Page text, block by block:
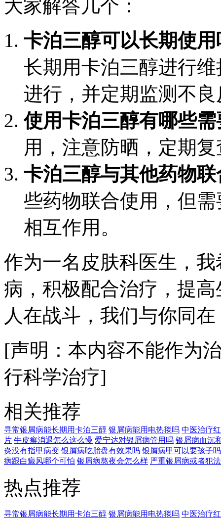
大家解答几个：
卡泊三醇可以长期使用
长期用卡泊三醇进行
进行，并定期监测不
使用卡泊三醇有哪些
用，注意防晒，定期
卡泊三醇与其他药物
些药物联合使用，但
相互作用。
作为一名皮肤科医生，
病，积极配合治疗，提
人在战斗，我们与你同在
[声明：本内容不能作为
行科学治疗]
相关推荐
寻常银屑病能长期用卡泊三醇 银屑病能用电热毯吗 中医治疗
片 牛皮癣消退怎么这么慢 爱宁达对银屑病管用吗 银屑病血沉
炎没有指甲病变 银屑病吃胎盘有效果吗 银屑病甲可以要孩子吗
病跟白癜风哪个可怕 银屑病熬夜会怎么样 严重银屑病或者犯
热点推荐
寻常银屑病能长期用卡泊三醇 银屑病能用电热毯吗 中医治疗